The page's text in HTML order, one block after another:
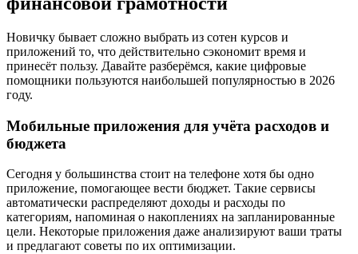
Новичку бывает сложно выбрать из сотен курсов и
приложений то, что действительно сэкономит время и
принесёт пользу. Давайте разберёмся, какие цифровые
помощники пользуются наибольшей популярностью в 2026
году.
Мобильные приложения для учёта расходов и
бюджета
Сегодня у большинства стоит на телефоне хотя бы одно
приложение, помогающее вести бюджет. Такие сервисы
автоматически распределяют доходы и расходы по
категориям, напоминая о накоплениях на запланированные
цели. Некоторые приложения даже анализируют ваши траты
и предлагают советы по их оптимизации.